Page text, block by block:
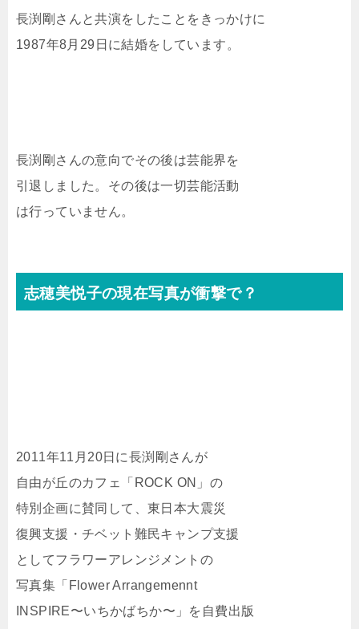
長渕剛さんと共演をしたことをきっかけに
1987年8月29日に結婚をしています。
長渕剛さんの意向でその後は芸能界を
引退しました。その後は一切芸能活動
は行っていません。
志穂美悦子の現在写真が衝撃で？
2011年11月20日に長渕剛さんが
自由が丘のカフェ「ROCK ON」の
特別企画に賛同して、東日本大震災
復興支援・チベット難民キャンプ支援
としてフラワーアレンジメントの
写真集「Flower Arrangemennt
INSPIRE〜いちかばちか〜」を自費出版